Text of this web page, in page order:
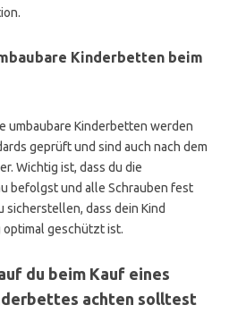
Kinderbetten beim
umbaubare Kinderbetten werden
geprüft und sind auch nach dem
Wichtig ist, dass du die
befolgst und alle Schrauben fest
sicherstellen, dass dein Kind
geschützt ist.
du beim Kauf eines
achten solltest